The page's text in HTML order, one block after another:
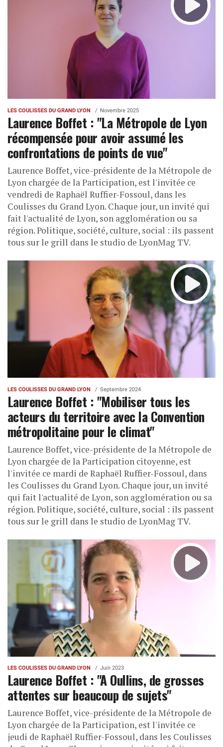
LES COULISSES DU GRAND LYON Novembre 2025
Laurence Boffet : "La Métropole de Lyon
récompensée pour avoir assumé les
confrontations de points de vue"
Laurence Boffet, vice-présidente de la Métropole de
Lyon chargée de la Participation, est l'invitée ce
vendredi de Raphaël Ruffier-Fossoul, dans les
Coulisses du Grand Lyon. Chaque jour, un invité qui
fait l'actualité de Lyon, son agglomération ou sa
région. Politique, société, culture, social : ils passent
tous sur le grill dans le studio de LyonMag TV.
LES COULISSES DU GRAND LYON Septembre 2024
Laurence Boffet : "Mobiliser tous les
acteurs du territoire avec la Convention
métropolitaine pour le climat"
Laurence Boffet, vice-présidente de la Métropole de
Lyon chargée de la Participation citoyenne, est
l'invitée ce mardi de Raphaël Ruffier-Fossoul, dans
les Coulisses du Grand Lyon. Chaque jour, un invité
qui fait l'actualité de Lyon, son agglomération ou sa
région. Politique, société, culture, social : ils passent
tous sur le grill dans le studio de LyonMag TV.
LES COULISSES DU GRAND LYON Juin 2023
Laurence Boffet : "A Oullins, de grosses
attentes sur beaucoup de sujets"
Laurence Boffet, vice-présidente de la Métropole de
Lyon chargée de la Participation, est l'invitée ce
jeudi de Raphaël Ruffier-Fossoul, dans les Coulisses